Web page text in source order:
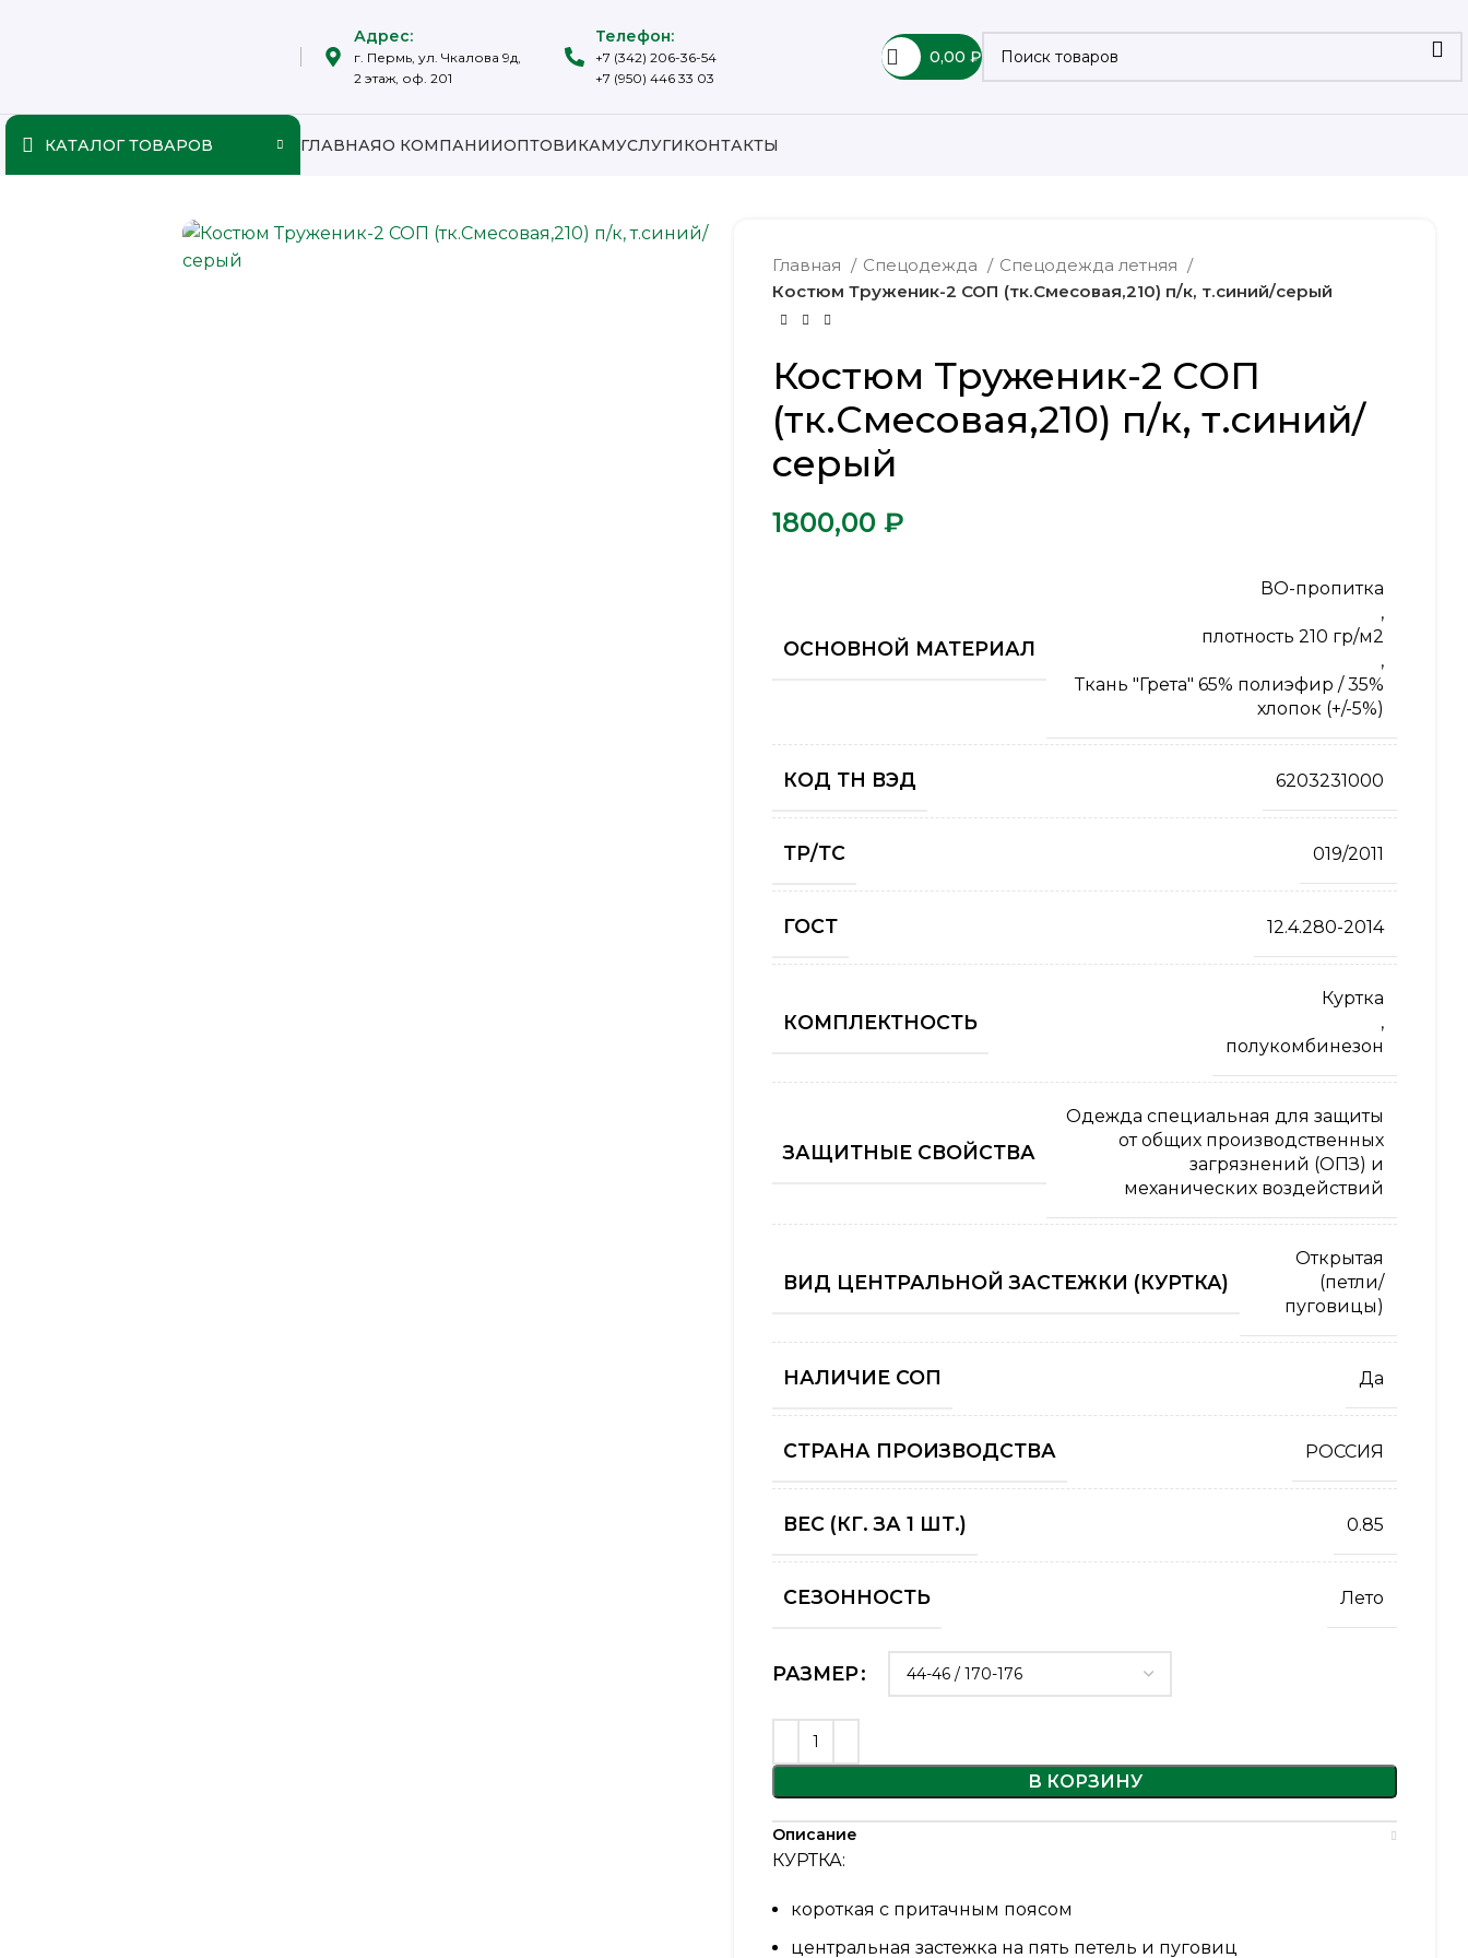
Адрес:
г. Пермь, ул. Чкалова 9д,
2 этаж, оф. 201
Телефон:
+7 (342) 206-36-54
+7 (950) 446 33 03
0,00 ₽
КАТАЛОГ ТОВАРОВ ГЛАВНАЯО КОМПАНИИОПТОВИКАМУСЛУГИКОНТАКТЫ
Главная Спецодежда
Спецодежда летняя
Костюм Труженик-2 СОП (тк.Смесовая,210) п/к, т.синий/серый
Костюм Труженик-2 СОП
(тк.Смесовая,210) п/к, т.синий/
серый
₽
ОСНОВНОЙ МАТЕРИАЛ
ВО-пропитка
,
плотность 210 гр/м2
,
Ткань "Грета" 65% полиэфир / 35%
хлопок (+/-5%)
КОД ТН ВЭД 6203231000
ТР/ТС 019/2011
ГОСТ 12.4.280-2014
КОМПЛЕКТНОСТЬ
Куртка
,
полукомбинезон
ЗАЩИТНЫЕ СВОЙСТВА
Одежда специальная для защиты
от общих производственных
загрязнений (ОПЗ) и
механических воздействий
ВИД ЦЕНТРАЛЬНОЙ ЗАСТЕЖКИ (КУРТКА)
Открытая
(петли/
пуговицы)
НАЛИЧИЕ СОП Да
СТРАНА ПРОИЗВОДСТВА РОССИЯ
ВЕС (КГ. ЗА 1 ШТ.) 0.85
СЕЗОННОСТЬ Лето
РАЗМЕР
В КОРЗИНУ
Alternative:
Описание
КУРТКА:
короткая с притачным поясом
центральная застежка на пять петель и пуговиц